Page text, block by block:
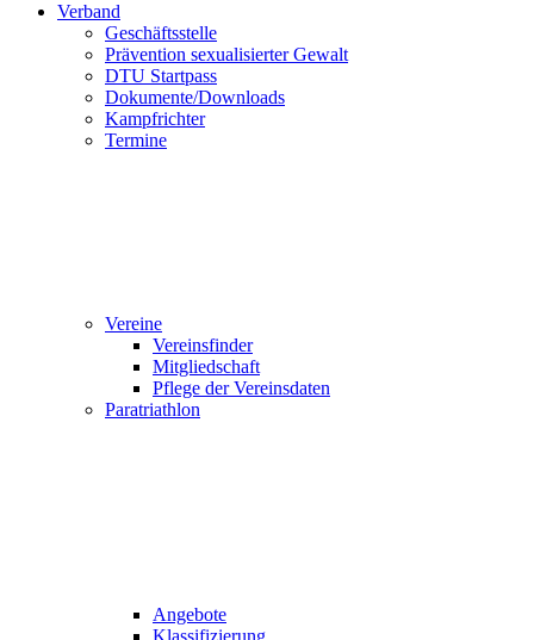
Verband
Geschäftsstelle
Prävention sexualisierter Gewalt
DTU Startpass
Dokumente/Downloads
Kampfrichter
Termine
Vereine
Vereinsfinder
Mitgliedschaft
Pflege der Vereinsdaten
Paratriathlon
Angebote
Klassifizierung